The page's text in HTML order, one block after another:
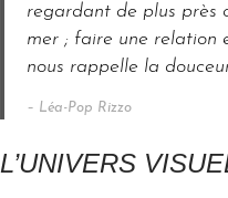
regardant de plus près
mer ; faire une relation
nous rappelle la
– Léa-Pop Rizzo
L’UNIVERS